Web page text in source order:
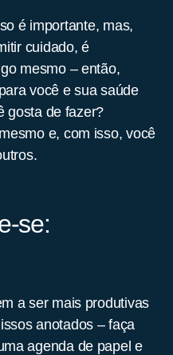
é importante, mas,
cuidado, é
mesmo – então,
você e sua saúde
gosta de fazer?
e, com isso, você
se:
a ser mais produtivas
anotados – faça
agenda de papel e